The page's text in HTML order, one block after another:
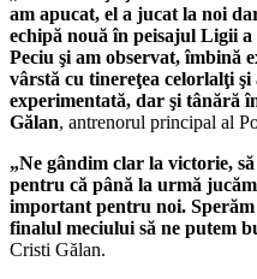
am apucat, el a jucat la noi
echipă nouă în peisajul Ligii
Peciu şi am observat, îmbină
vârstă cu tinereţea celorlalţi
experimentată, dar şi tânără
Gălan, antrenorul principal al
„Ne gândim clar la victorie,
pentru că până la urmă
important pentru noi. Sperăm
finalul meciului să ne putem
Cristi Gălan.